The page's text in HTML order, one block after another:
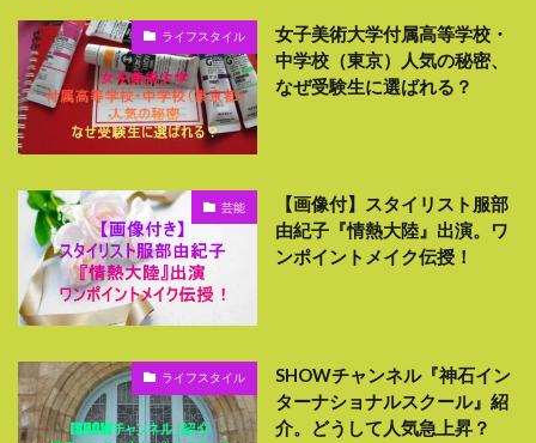
ライフスタイル
女子美術大学付属高等学校・
中学校（東京）人気の秘密、
なぜ受験生に選ばれる？
芸能
【画像付】スタイリスト服部
由紀子『情熱大陸』出演。ワ
ンポイントメイク伝授！
ライフスタイル
SHOWチャンネル『神石イン
ターナショナルスクール』紹
介。どうして人気急上昇？